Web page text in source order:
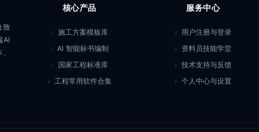
致
AI
核心产品
施工方案模板库
AI 智能标书编制
国家工程标准库
工程常用软件合集
服务中心
用户注册与登录
资料员技能学堂
技术支持与反馈
个人中心与设置